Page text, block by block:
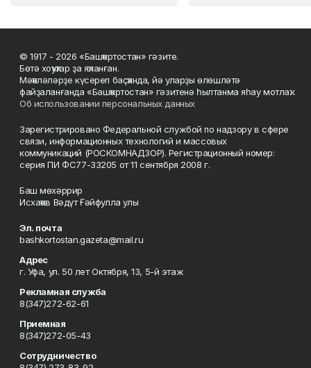
© 1917 - 2026 «Башҡортостан» гәзите.
Бөтә хоҡуҡтар ҙа яҡланған.
Мәҡәләләрҙе күсереп баҫҡанда, йә уларҙы өлөшләтә
файҙаланғанда «Башҡортостан» гәзитенә һылтанма яһау мотлаҡ.
Об использовании персональных данных
Зарегистрировано Федеральной службой по надзору в сфере
связи, информационных технологий и массовых
коммуникаций (РОСКОМНАДЗОР). Регистрационный номер:
серия ПИ ФС77-33205 от 11 сентября 2008 г.
Баш мөхәррир
Исхаҡов Вәдүт Ғәйфулла улы
Эл. почта
bashkortostan.gazeta@mail.ru
Адрес
г. Уфа, ул. 50 лет Октября, 13, 5-й этаж
Рекламная служба
8(347)272-62-61
Приемная
8(347)272-05-43
Сотрудничество